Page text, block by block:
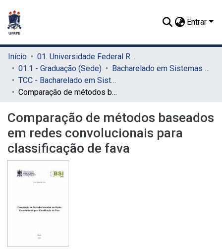
Entrar
Início
01. Universidade Federal Rural de Pernambuco - UFRPE (Sede)
01.1 - Graduação (Sede)
Bacharelado em Sistemas de Informação (Sede)
TCC - Bacharelado em Sistemas da Informação (Sede)
Comparação de métodos baseados em redes convolucionais para classificação de fava
Comparação de métodos baseados
em redes convolucionais para
classificação de fava